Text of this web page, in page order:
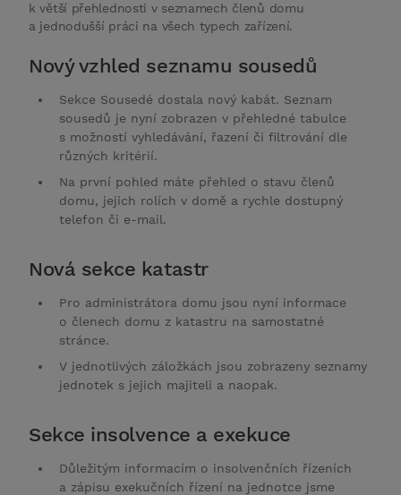
k větší přehlednosti v seznamech členů domu
a jednodušší práci na všech typech zařízení.
Nový vzhled seznamu sousedů
Sekce Sousedé dostala nový kabát. Seznam
sousedů je nyní zobrazen v přehledné tabulce
s možností vyhledávání, řazení či filtrování dle
různých kritérií.
Na první pohled máte přehled o stavu členů
domu, jejich rolích v domě a rychle dostupný
telefon či e-mail.
Nová sekce katastr
Pro administrátora domu jsou nyní informace
o členech domu z katastru na samostatné
stránce.
V jednotlivých záložkách jsou zobrazeny seznamy
jednotek s jejich majiteli a naopak.
Sekce insolvence a exekuce
Důležitým informacím o insolvenčních řízeních
a zápisu exekučních řízení na jednotce jsme